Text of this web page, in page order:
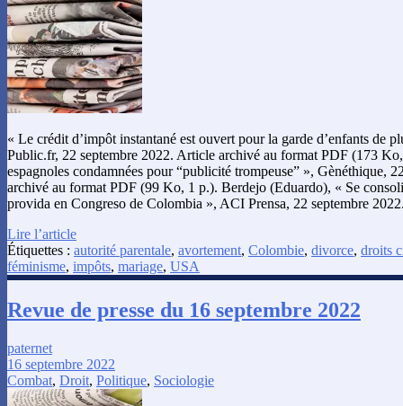
« Le crédit d’impôt instantané est ouvert pour la garde d’enfants de
Public.fr, 22 septembre 2022. Article archivé au format PDF (173
espagnoles condamnées pour “publicité trompeuse” », Gènéthique,
archivé au format PDF (99 Ko, 1 p.). Berdejo (Eduardo), « Se
provida en Congreso de Colombia », ACI Prensa, 22 septembre
Lire l’article
Étiquettes : autorité parentale, avortement, Colombie, divorce, droits
féminisme, impôts, mariage, USA
Revue de presse du 16 septembre 2022
paternet
16 septembre 2022
Combat, Droit, Politique, Sociologie